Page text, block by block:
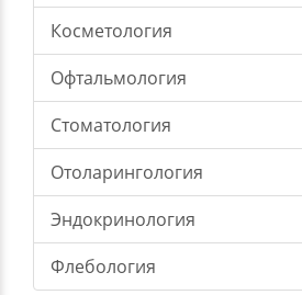
Косметология
Офтальмология
Стоматология
Отоларингология
Эндокринология
Флебология